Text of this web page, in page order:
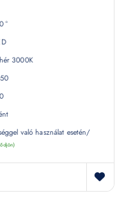
°
3000K
való használat esetén/